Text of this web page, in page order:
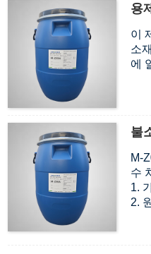
용
이
소
에
불
M-
수
1.
2.